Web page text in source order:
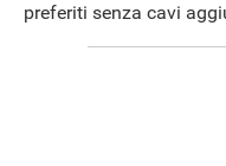
preferiti senza cavi